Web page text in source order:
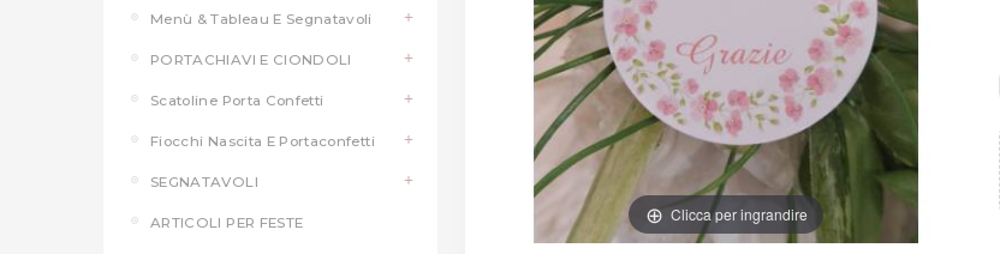
Menù & Tableau E Segnatavoli
PORTACHIAVI E CIONDOLI
Scatoline Porta Confetti
Fiocchi Nascita E Portaconfetti
SEGNATAVOLI
ARTICOLI PER FESTE Clicca per ingrandire